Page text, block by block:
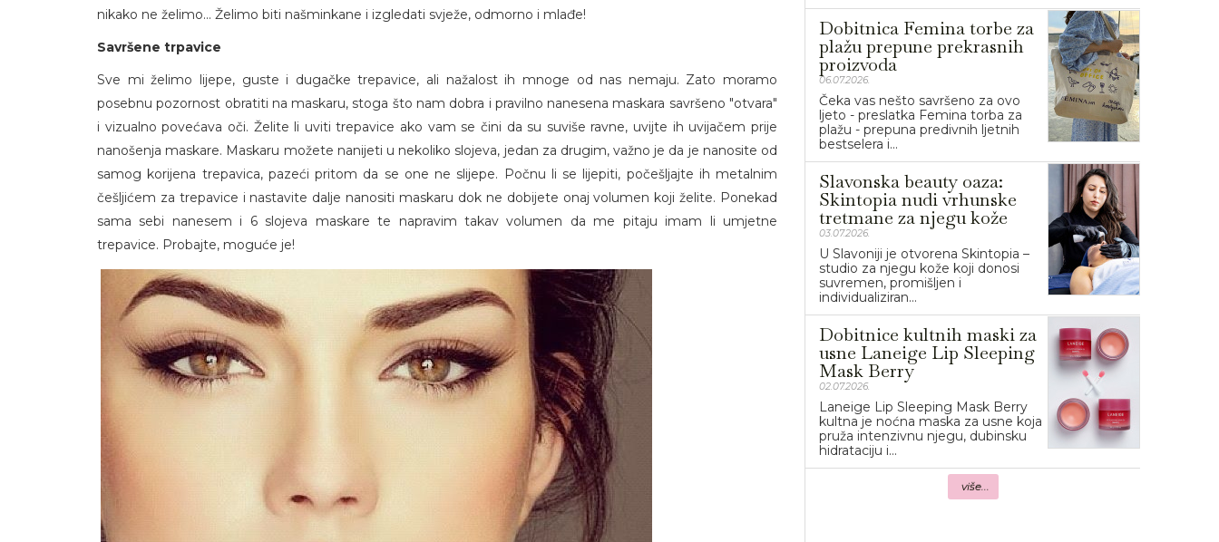
nikako ne želimo... Želimo biti našminkane i izgledati svježe, odmorno i mlađe!
Savršene trpavice
Sve mi želimo lijepe, guste i dugačke trepavice, ali nažalost ih mnoge od nas nemaju. Zato moramo
posebnu pozornost obratiti na maskaru, stoga što nam dobra i pravilno nanesena maskara savršeno "otvara"
i vizualno povećava oči. Želite li uviti trepavice ako vam se čini da su suviše ravne, uvijte ih uvijačem prije
nanošenja maskare. Maskaru možete nanijeti u nekoliko slojeva, jedan za drugim, važno je da je nanosite od
samog korijena trepavica, pazeći pritom da se one ne slijepe. Počnu li se lijepiti, počešljajte ih metalnim
češljićem za trepavice i nastavite dalje nanositi maskaru dok ne dobijete onaj volumen koji želite. Ponekad
sama sebi nanesem i 6 slojeva maskare te napravim takav volumen da me pitaju imam li umjetne
trepavice. Probajte, moguće je!
Dobitnica Femina torbe za
plažu prepune prekrasnih
proizvoda
06.07.2026.
Čeka vas nešto savršeno za ovo
ljeto - preslatka Femina torba za
plažu - prepuna predivnih ljetnih
bestselera i...
Slavonska beauty oaza:
Skintopia nudi vrhunske
tretmane za njegu kože
03.07.2026.
U Slavoniji je otvorena Skintopia –
studio za njegu kože koji donosi
suvremen, promišljen i
individualiziran...
Dobitnice kultnih maski za
usne Laneige Lip Sleeping
Mask Berry
02.07.2026.
Laneige Lip Sleeping Mask Berry
kultna je noćna maska za usne koja
pruža intenzivnu njegu, dubinsku
hidrataciju i...
više...